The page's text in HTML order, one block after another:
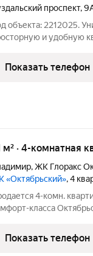
проспект,
объекта: 2212025.
и удобную
лоджий,с тремя
Показать телефон
м² · 4-комнатная
,ЖК Глоракс
ЖК «Октябрьский», 4
4-комн.
класса
под кухонную зону.
Показать телефон